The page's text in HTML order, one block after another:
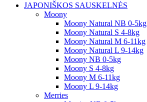
JAPONIŠKOS SAUSKELNĖS
Moony
Moony Natural NB 0-5kg
Moony Natural S 4-8kg
Moony Natural M 6-11kg
Moony Natural L 9-14kg
Moony NB 0-5kg
Moony S 4-8kg
Moony M 6-11kg
Moony L 9-14kg
Merries